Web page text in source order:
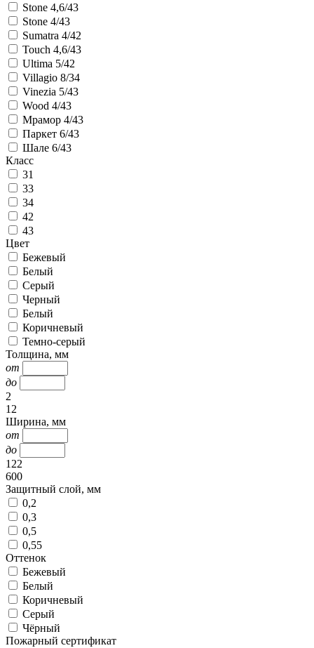
Stone 4,6/43
Stone 4/43
Sumatra 4/42
Touch 4,6/43
Ultima 5/42
Villagio 8/34
Vinezia 5/43
Wood 4/43
Мрамор 4/43
Паркет 6/43
Шале 6/43
Класс
31
33
34
42
43
Цвет
Бежевый
Белый
Серый
Черный
Белый
Коричневый
Темно-серый
Толщина, мм
от
до
2
12
Ширина, мм
от
до
122
600
Защитный слой, мм
0,2
0,3
0,5
0,55
Оттенок
Бежевый
Белый
Коричневый
Серый
Чёрный
Пожарный сертификат